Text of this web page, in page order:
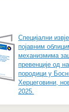
Специјални
појавним
механизмима
превенције од
породици у
Херцеговини,
2025.